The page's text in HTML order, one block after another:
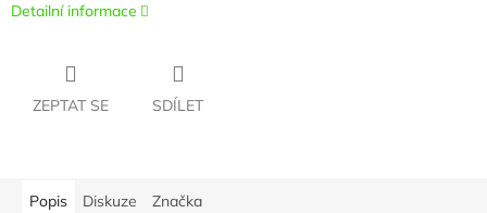
Detailní informace
ZEPTAT SE SDÍLET
Popis Diskuze Značka